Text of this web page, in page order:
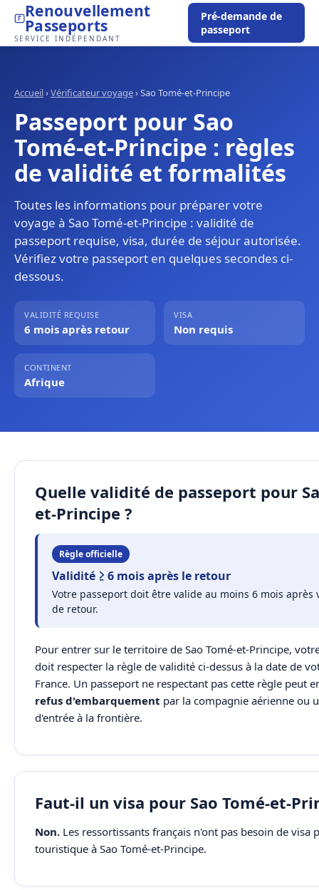
Renouvellement
Passeports
SERVICE INDÉPENDANT
Pré-demande de
passeport
Accueil›Vérificateur voyage›Sao Tomé-et-Principe
Passeport pour Sao
Tomé-et-Principe : règles
de validité et formalités
Toutes les informations pour préparer votre
voyage à Sao Tomé-et-Principe : validité de
passeport requise, visa, durée de séjour autorisée.
Vérifiez votre passeport en quelques secondes ci-
dessous.
VALIDITÉ REQUISE
6 mois après retour
VISA
Non requis
CONTINENT
Afrique
Quelle validité de passeport pour
et-Principe ?
Règle officielle
Validité ≥ 6 mois après le retour
Votre passeport doit être valide au moins 6 mois après
de retour.
Pour entrer sur le territoire de Sao Tomé-et-Principe,
doit respecter la règle de validité ci-dessus à la date de
France. Un passeport ne respectant pas cette règle peut
refus d'embarquement par la compagnie aérienne ou
d'entrée à la frontière.
Faut-il un visa pour Sao Tomé-et-
Non. Les ressortissants français n'ont pas besoin de visa
touristique à Sao Tomé-et-Principe.